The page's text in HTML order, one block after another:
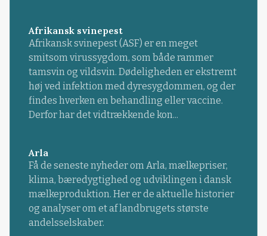
Afrikansk svinepest
Afrikansk svinepest (ASF) er en meget
smitsom virussygdom, som både rammer
tamsvin og vildsvin. Dødeligheden er ekstremt
høj ved infektion med dyresygdommen, og der
findes hverken en behandling eller vaccine.
Derfor har det vidtrækkende kon...
Arla
Få de seneste nyheder om Arla, mælkepriser,
klima, bæredygtighed og udviklingen i dansk
mælkeproduktion. Her er de aktuelle historier
og analyser om et af landbrugets største
andelsselskaber.